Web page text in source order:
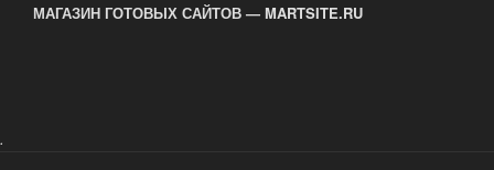
МАГАЗИН ГОТОВЫХ САЙТОВ — MARTSITE.RU
.